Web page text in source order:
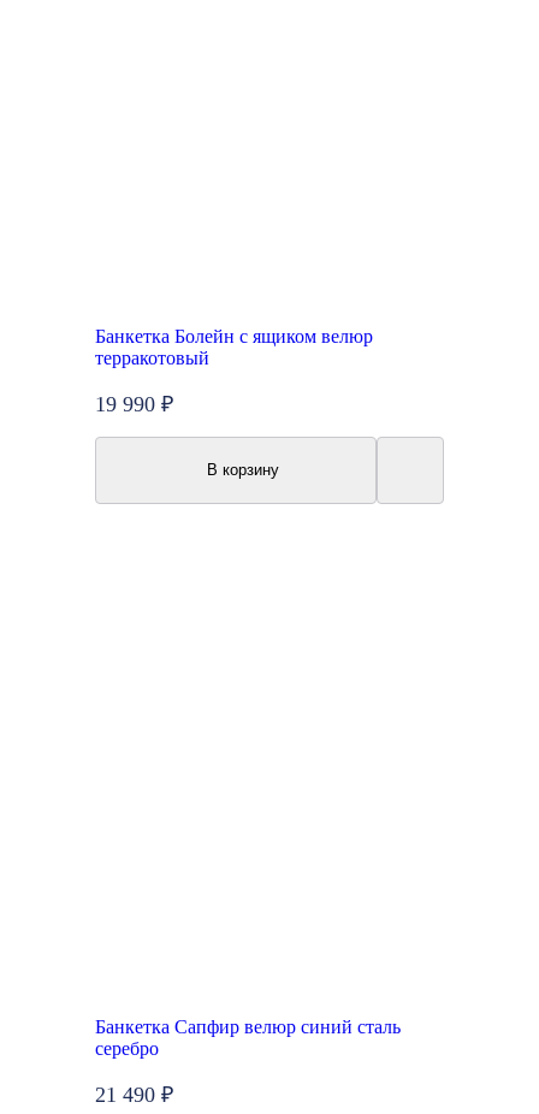
Банкетка Болейн с ящиком велюр
терракотовый
19 990 ₽
В корзину
Банкетка Сапфир велюр синий сталь
серебро
21 490 ₽